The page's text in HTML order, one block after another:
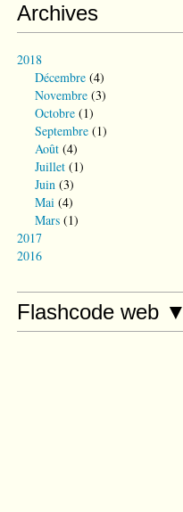
Archives
2018
Décembre (4)
Novembre (3)
Octobre (1)
Septembre (1)
Août (4)
Juillet (1)
Juin (3)
Mai (4)
Mars (1)
2017
2016
Flashcode web ▼